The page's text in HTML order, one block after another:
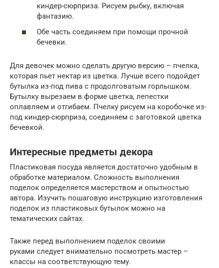
киндер-сюрприза. Рисуем рыбку, включая
фантазию.
Обе часть соединяем при помощи прочной
бечевки.
Для девочек можно сделать другую версию – пчелка,
которая пьет нектар из цветка. Лучше всего подойдет
бутылка из-под пива с продолговатым горлышком.
Бутылку вырезаем в форме цветка, лепестки
оплавляем и отгибаем. Пчелку рисуем на коробочке из-
под киндер-сюрприза, соединяем с заготовкой цветка
бечевкой.
Интересные предметы декора
Пластиковая посуда является достаточно удобным в
обработке материалом. Сложность выполнения
поделок определяется мастерством и опытностью
автора. Изучить пошаговую инструкцию изготовления
поделок из пластиковых бутылок можно на
тематических сайтах.
Также перед выполнением поделок своими
руками следует внимательно посмотреть мастер –
классы на соответствующую тему.